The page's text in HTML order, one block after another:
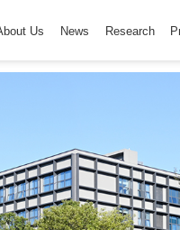
Us News Research